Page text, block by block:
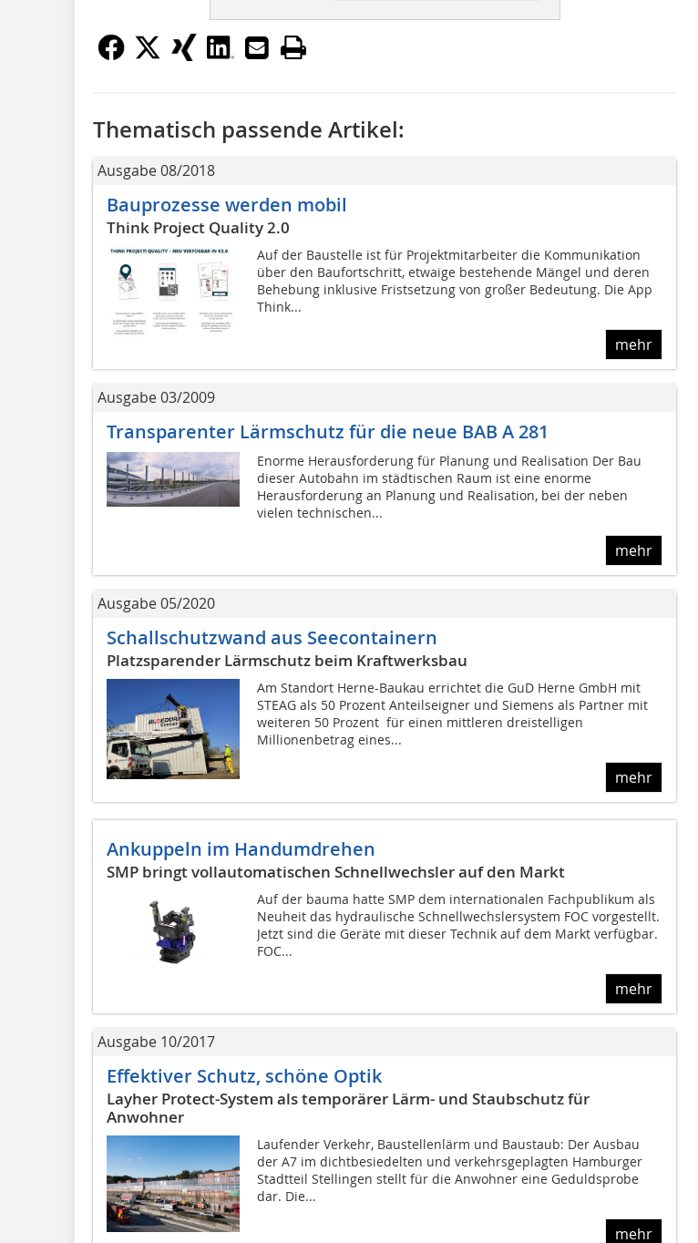
Thematisch passende Artikel:
Ausgabe 08/2018
Bauprozesse werden mobil
Think Project Quality 2.0
Auf der Baustelle ist für Projektmitarbeiter die Kommunikation
über den Baufortschritt, etwaige bestehende Mängel und deren
Behebung inklusive Fristsetzung von großer Bedeutung. Die App
Think...
mehr
Ausgabe 03/2009
Transparenter Lärmschutz für die neue BAB A 281
Enorme Herausforderung für Planung und Realisation Der Bau
dieser Autobahn im städtischen Raum ist eine enorme
Herausforderung an Planung und Realisation, bei der neben
vielen technischen...
mehr
Ausgabe 05/2020
Schallschutzwand aus Seecontainern
Platzsparender Lärmschutz beim Kraftwerksbau
Am Standort Herne-Baukau errichtet die GuD Herne GmbH mit
STEAG als 50 Prozent Anteilseigner und Siemens als Partner mit
weiteren 50 Prozent für einen mittleren dreistelligen
Millionenbetrag eines...
mehr
Ankuppeln im Handumdrehen
SMP bringt vollautomatischen Schnellwechsler auf den Markt
Auf der bauma hatte SMP dem internationalen Fachpublikum als
Neuheit das hydraulische Schnellwechslersystem FOC vorgestellt.
Jetzt sind die Geräte mit dieser Technik auf dem Markt verfügbar.
FOC...
mehr
Ausgabe 10/2017
Effektiver Schutz, schöne Optik
Layher Protect-System als temporärer Lärm- und Staubschutz für
Anwohner
Laufender Verkehr, Baustellenlärm und Baustaub: Der Ausbau
der A7 im dichtbesiedelten und verkehrsgeplagten Hamburger
Stadtteil Stellingen stellt für die Anwohner eine Geduldsprobe
dar. Die...
mehr